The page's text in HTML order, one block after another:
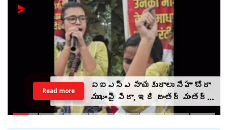
ఏఐఎస్ఎ నాయకురాలు నేహా బోరా
ముఖంపై సిరా, ఇది జంతర్ మంతర్
కాదంటూ...
Read more